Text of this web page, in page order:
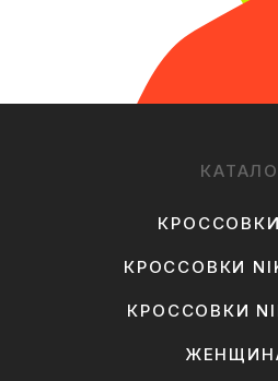
КРОССОВКИ
КРОССОВКИ
КРОССОВКИ